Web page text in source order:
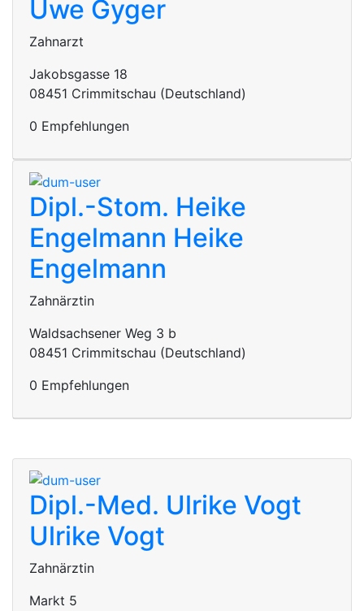
Uwe Gyger
Zahnarzt
Jakobsgasse 18
08451 Crimmitschau (Deutschland)
0 Empfehlungen
Dipl.-Stom. Heike
Engelmann Heike
Engelmann
Zahnärztin
Waldsachsener Weg 3 b
08451 Crimmitschau (Deutschland)
0 Empfehlungen
Dipl.-Med. Ulrike Vogt
Ulrike Vogt
Zahnärztin
Markt 5